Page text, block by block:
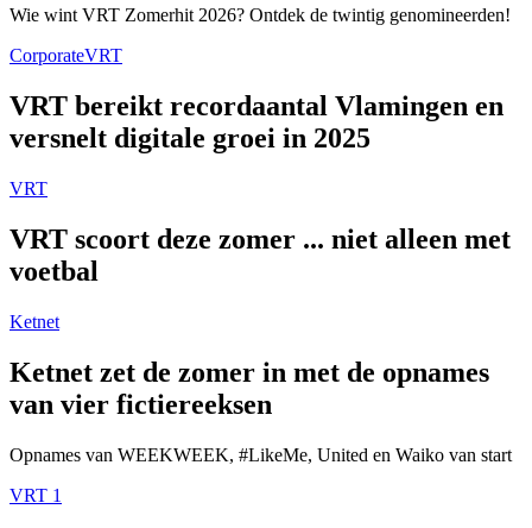
Wie wint VRT Zomerhit 2026? Ontdek de twintig genomineerden!
CorporateVRT
VRT bereikt recordaantal Vlamingen en
versnelt digitale groei in 2025
VRT
VRT scoort deze zomer ... niet alleen met
voetbal
Ketnet
Ketnet zet de zomer in met de opnames
van vier fictiereeksen
Opnames van WEEKWEEK, #LikeMe, United en Waiko van start
VRT 1